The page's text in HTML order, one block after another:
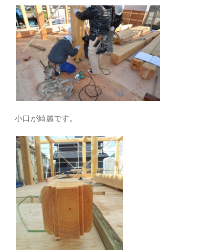
小口が綺麗です。